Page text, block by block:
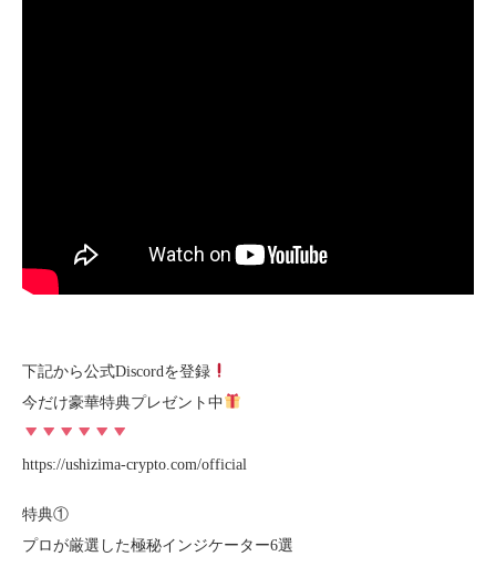
下記から公式Discordを登録
今だけ豪華特典プレゼント中
https://ushizima-crypto.com/official
特典①
プロが厳選した極秘インジケーター6選